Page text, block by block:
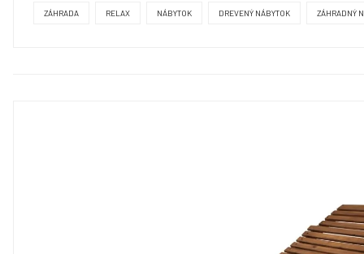
ZÁHRADA RELAX NÁBYTOK DREVENÝ NÁBYTOK ZÁHRADNÝ